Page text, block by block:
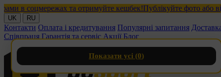
соцмережах та отримуйте кешбек!Публікуйте фото або відео
UK RU
Контакти Оплата і кредитування Популярні запитання
Співпраця Гарантія та сервіс Акції Блог
Показати усі (0)